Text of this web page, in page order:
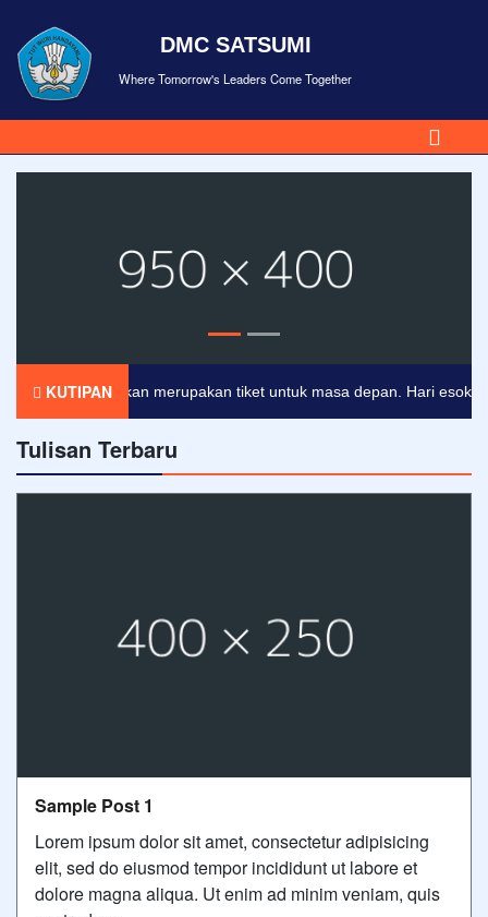
DMC SATSUMI
Where Tomorrow's Leaders Come Together
KUTIPAN
Pendidikan merupakan tiket untuk masa depan. Hari esok
Tulisan Terbaru
Sample Post 1
Lorem ipsum dolor sit amet, consectetur adipisicing
elit, sed do eiusmod tempor incididunt ut labore et
dolore magna aliqua. Ut enim ad minim veniam, quis